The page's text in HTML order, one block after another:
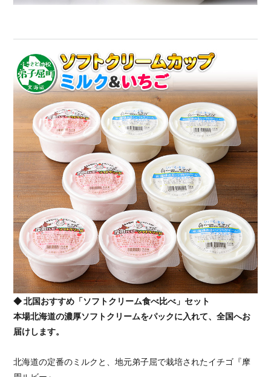
◆ 北国おすすめ「ソフトクリーム食べ比べ」セット
本場北海道の濃厚ソフトクリームをパックに入れて、全国へお
届けします。
北海道の定番のミルクと、地元弟子屈で栽培されたイチゴ『摩